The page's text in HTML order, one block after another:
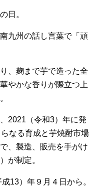
日。
九州の話し言葉で「頑
、麹まで芋で造った全
やかな香りが際立つ上
2021（令和3）年に発
なる育成と芋焼酎市場
、製造、販売を手がけ
が制定。
13）年９月４日から。